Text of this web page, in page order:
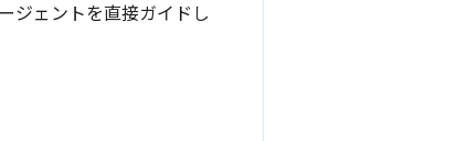
ジェントを直接ガイドし